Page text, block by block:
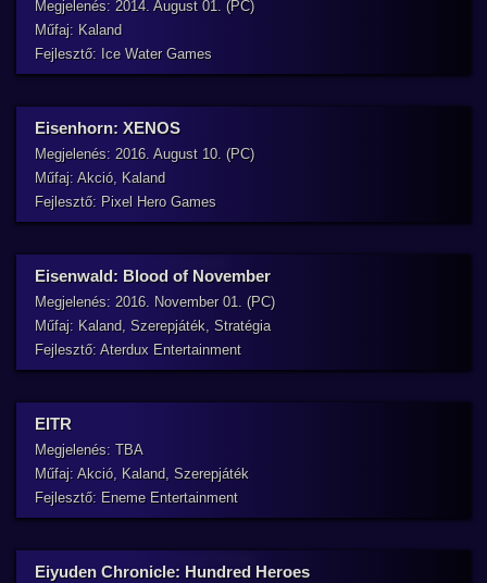
Megjelenés: 2014. August 01. (PC)
Műfaj: Kaland
Fejlesztő: Ice Water Games
Eisenhorn: XENOS
Megjelenés: 2016. August 10. (PC)
Műfaj: Akció, Kaland
Fejlesztő: Pixel Hero Games
Eisenwald: Blood of November
Megjelenés: 2016. November 01. (PC)
Műfaj: Kaland, Szerepjáték, Stratégia
Fejlesztő: Aterdux Entertainment
EITR
Megjelenés: TBA
Műfaj: Akció, Kaland, Szerepjáték
Fejlesztő: Eneme Entertainment
Eiyuden Chronicle: Hundred Heroes